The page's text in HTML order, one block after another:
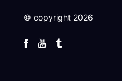
© copyright 2026